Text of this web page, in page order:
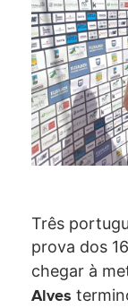
Três
prova dos
chegar à
Alves